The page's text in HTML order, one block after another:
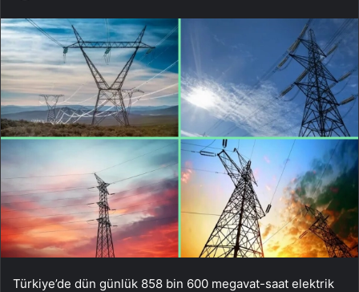
Türkiye’de dün günlük 858 bin 600 megavat-saat elektrik